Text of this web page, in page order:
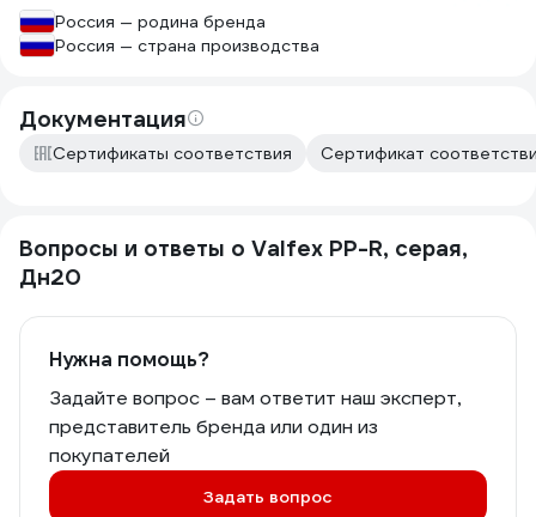
Россия — родина бренда
Россия — страна производства
Документация
Сертификаты соответствия Сертификат
Вопросы и ответы о Valfex PP-R, серая,
Дн20
Нужна помощь?
Задайте вопрос – вам ответит наш эксперт,
представитель бренда или один из
покупателей
Задать вопрос